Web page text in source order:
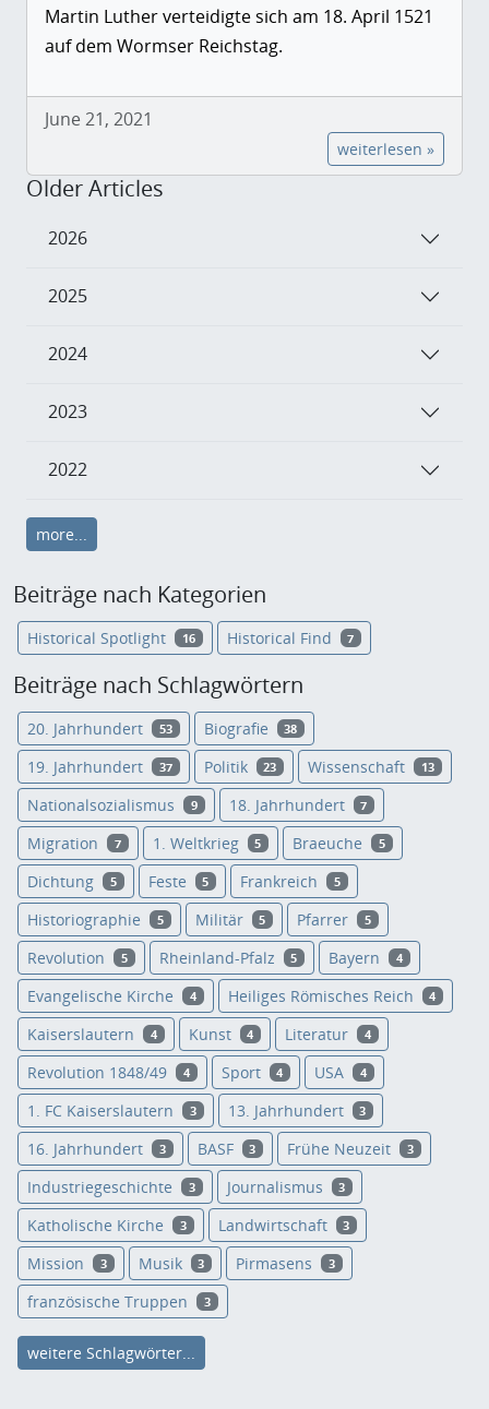
Martin Luther verteidigte sich am 18. April 1521
auf dem Wormser Reichstag.
June 21, 2021
weiterlesen »
Older Articles
2026
2025
2024
2023
2022
more...
Beiträge nach Kategorien
Historical Spotlight 16 Historical Find 7
Beiträge nach Schlagwörtern
20. Jahrhundert 53 Biografie 38
19. Jahrhundert 37 Politik 23 Wissenschaft 13
Nationalsozialismus 9 18. Jahrhundert 7
Migration 7 1. Weltkrieg 5 Braeuche 5
Dichtung 5 Feste 5 Frankreich 5
Historiographie 5 Militär 5 Pfarrer 5
Revolution 5 Rheinland-Pfalz 5 Bayern 4
Evangelische Kirche 4 Heiliges Römisches Reich 4
Kaiserslautern 4 Kunst 4 Literatur 4
Revolution 1848/49 4 Sport 4 USA 4
1. FC Kaiserslautern 3 13. Jahrhundert 3
16. Jahrhundert 3 BASF 3 Frühe Neuzeit 3
Industriegeschichte 3 Journalismus 3
Katholische Kirche 3 Landwirtschaft 3
Mission 3 Musik 3 Pirmasens 3
französische Truppen 3
weitere Schlagwörter...